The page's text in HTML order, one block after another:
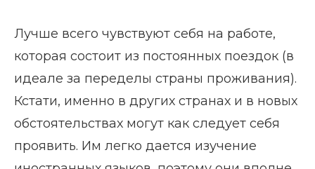
Лучше всего чувствуют себя на работе,
которая состоит из постоянных поездок (в
идеале за переделы страны проживания).
Кстати, именно в других странах и в новых
обстоятельствах могут как следует себя
проявить. Им легко дается изучение